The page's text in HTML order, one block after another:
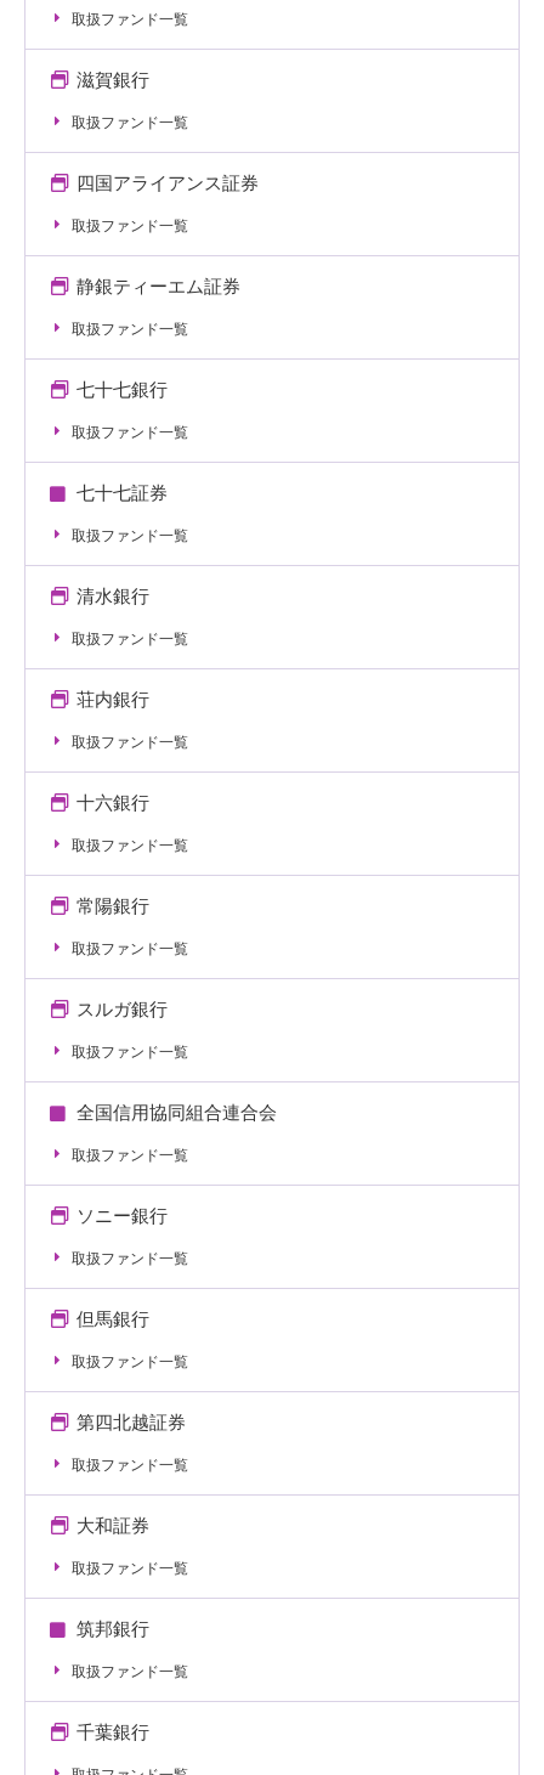
取扱ファンド一覧
滋賀銀行
取扱ファンド一覧
四国アライアンス証券
取扱ファンド一覧
静銀ティーエム証券
取扱ファンド一覧
七十七銀行
取扱ファンド一覧
七十七証券
取扱ファンド一覧
清水銀行
取扱ファンド一覧
荘内銀行
取扱ファンド一覧
十六銀行
取扱ファンド一覧
常陽銀行
取扱ファンド一覧
スルガ銀行
取扱ファンド一覧
全国信用協同組合連合会
取扱ファンド一覧
ソニー銀行
取扱ファンド一覧
但馬銀行
取扱ファンド一覧
第四北越証券
取扱ファンド一覧
大和証券
取扱ファンド一覧
筑邦銀行
取扱ファンド一覧
千葉銀行